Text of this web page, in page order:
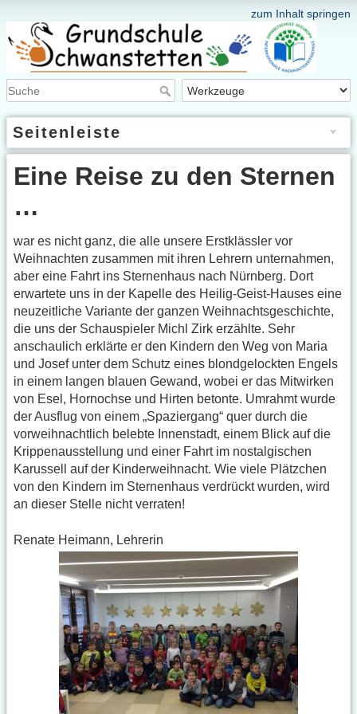
zum Inhalt springen
Seitenleiste
Eine Reise zu den Sternen
…
war es nicht ganz, die alle unsere Erstklässler vor
Weihnachten zusammen mit ihren Lehrern unternahmen,
aber eine Fahrt ins Sternenhaus nach Nürnberg. Dort
erwartete uns in der Kapelle des Heilig-Geist-Hauses eine
neuzeitliche Variante der ganzen Weihnachtsgeschichte,
die uns der Schauspieler Michl Zirk erzählte. Sehr
anschaulich erklärte er den Kindern den Weg von Maria
und Josef unter dem Schutz eines blondgelockten Engels
in einem langen blauen Gewand, wobei er das Mitwirken
von Esel, Hornochse und Hirten betonte. Umrahmt wurde
der Ausflug von einem „Spaziergang“ quer durch die
vorweihnachtlich belebte Innenstadt, einem Blick auf die
Krippenausstellung und einer Fahrt im nostalgischen
Karussell auf der Kinderweihnacht. Wie viele Plätzchen
von den Kindern im Sternenhaus verdrückt wurden, wird
an dieser Stelle nicht verraten!
Renate Heimann, Lehrerin